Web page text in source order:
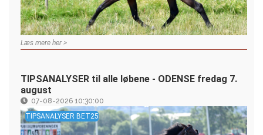
Læs mere her >
TIPSANALYSER til alle løbene - ODENSE fredag 7.
august
07-08-2026 10:30:00
TIPSANALYSER BET25